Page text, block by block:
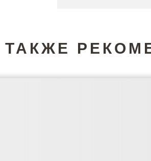
ТАКЖЕ